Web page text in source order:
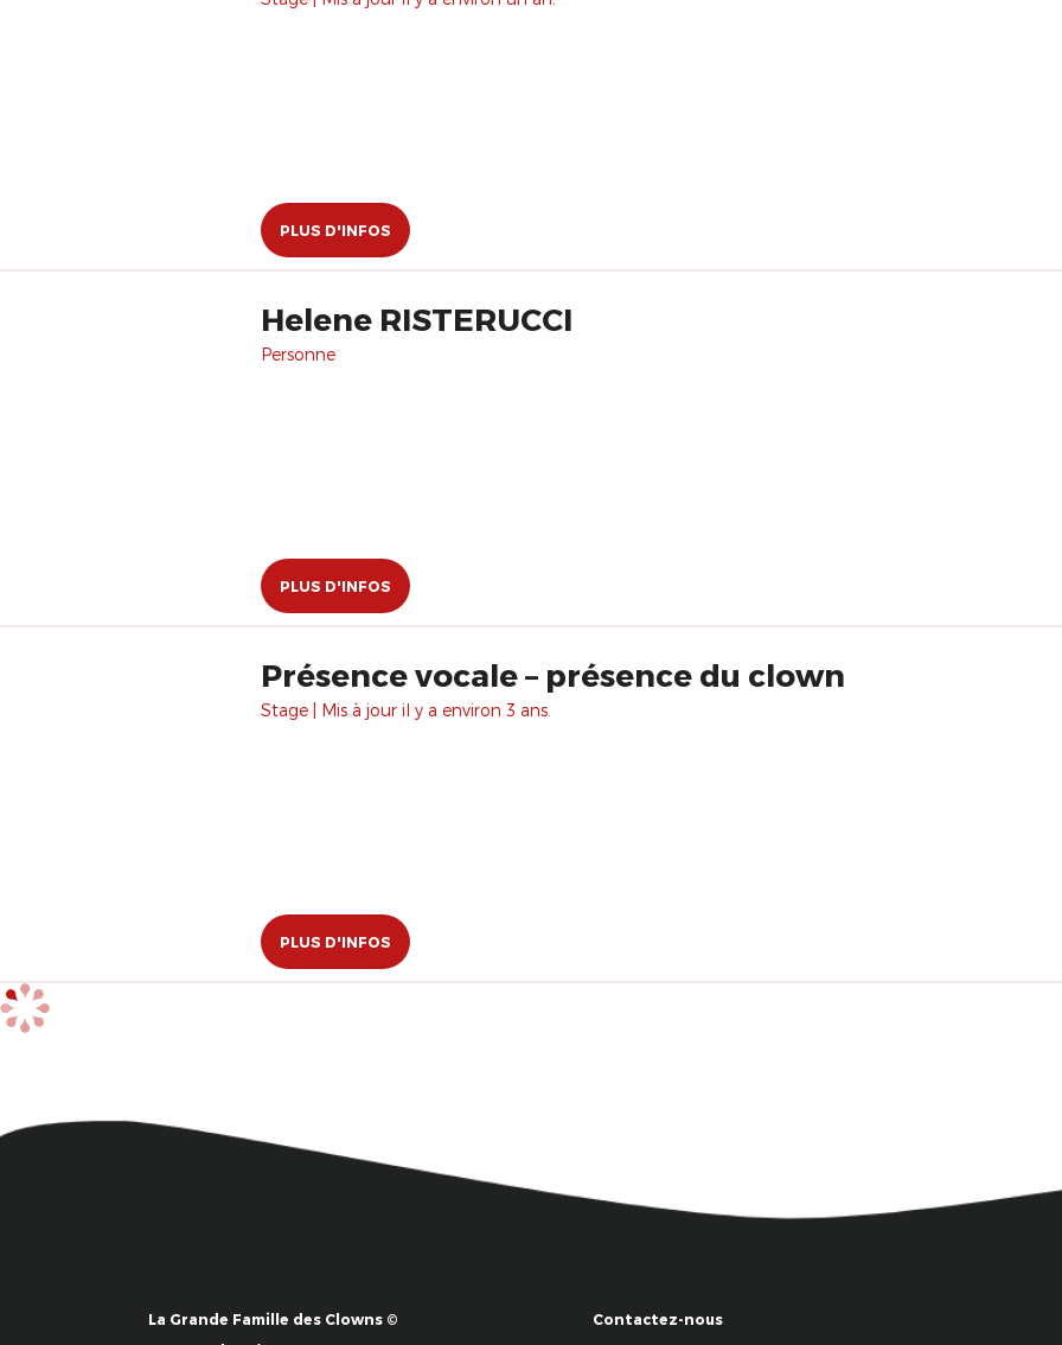
PLUS D'INFOS
Helene RISTERUCCI
Personne
PLUS D'INFOS
Présence vocale – présence du clown
Stage | Mis à jour il y a environ 3 ans.
PLUS D'INFOS
La Grande Famille des Clowns ©
Contactez-nous